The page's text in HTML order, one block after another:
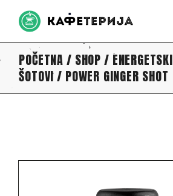
POČETNA SHOP
ENERGETSKI
ŠOTOVI
POWER GINGER SHOT